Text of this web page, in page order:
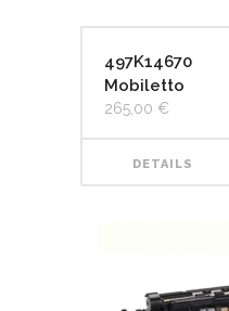
497K14670
Mobiletto
265,00 €
DETAILS